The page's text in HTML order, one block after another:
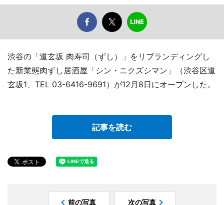
渋谷の「道玄坂 肉寿司（ずし）」をリブランディングし
た新業態肉ずし居酒屋「シン・ニクズシマン」（渋谷区道
玄坂1、TEL 03-6416-9691）が12月8日にオープンした。
記事を読む
前の写真 次の写真